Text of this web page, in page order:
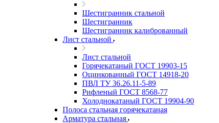
Шестигранник стальной
Шестигранник
Шестигранник калиброванный
Лист стальной
Лист стальной
Горячекатаный ГОСТ 19903-15
Оцинкованный ГОСТ 14918-20
ПВЛ ТУ 36.26.11-5-89
Рифленый ГОСТ 8568-77
Холоднокатаный ГОСТ 19904-90
Полоса стальная горячекатаная
Арматура стальная